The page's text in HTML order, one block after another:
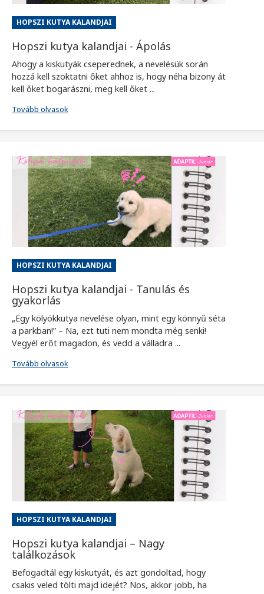
HOPSZI KUTYA KALANDJAI
Hopszi kutya kalandjai - Ápolás
Ahogy a kiskutyák cseperednek, a nevelésük során
hozzá kell szoktatni őket ahhoz is, hogy néha bizony át
kell őket bogarászni, meg kell őket ...
Tovább olvasok
HOPSZI KUTYA KALANDJAI
Hopszi kutya kalandjai - Tanulás és
gyakorlás
„Egy kölyökkutya nevelése olyan, mint egy könnyű séta
a parkban!” – Na, ezt tuti nem mondta még senki!
Vegyél erőt magadon, és vedd a válladra ...
Tovább olvasok
HOPSZI KUTYA KALANDJAI
Hopszi kutya kalandjai – Nagy
találkozások
Befogadtál egy kiskutyát, és azt gondoltad, hogy
csakis veled tölti majd idejét? Nos, akkor jobb, ha